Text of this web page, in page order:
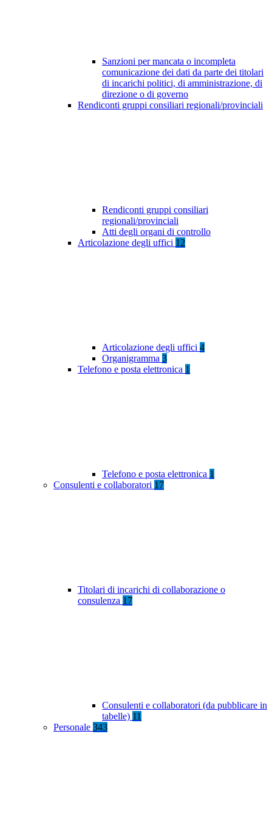
Sanzioni per mancata o incompleta
comunicazione dei dati da parte dei titolari
di incarichi politici, di amministrazione, di
direzione o di governo
Rendiconti gruppi consiliari regionali/provinciali
Rendiconti gruppi consiliari
regionali/provinciali
Atti degli organi di controllo
Articolazione degli uffici 12
Articolazione degli uffici 4
Organigramma 3
Telefono e posta elettronica 1
Telefono e posta elettronica 1
Consulenti e collaboratori 17
Titolari di incarichi di collaborazione o
consulenza 17
Consulenti e collaboratori (da pubblicare in
tabelle) 11
Personale 343